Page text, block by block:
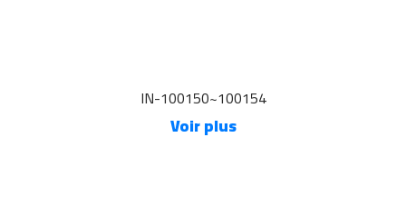
IN-100150~100154
Voir plus